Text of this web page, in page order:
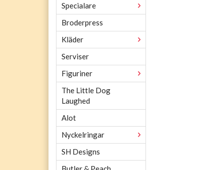
Specialare
Broderpress
Kläder
Serviser
Figuriner
The Little Dog
Laughed
Alot
Nyckelringar
SH Designs